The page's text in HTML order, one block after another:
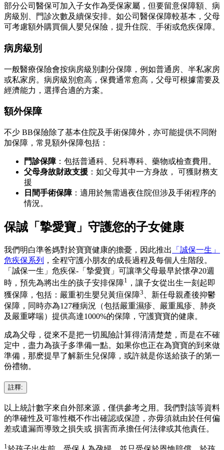
部分公司醫保可加入子女作為受保家屬，但要留意保障額、病
房級別、門診次數及續保安排。如公司醫保保障較基本，父母
可考慮額外購買個人嬰兒保險，提升住院、手術或危疾保障。
病房級別
一般醫療保險會按病房級別劃分保障，例如普通房、半私家房
或私家房。病房級別愈高，保費通常愈高，父母可根據需要及
經濟能力，選擇合適的方案。
額外保障
不少 BB保險除了基本住院及手術保障外，亦可能提供不同附
加保障，常見額外保障包括：
門診保障：包括普通科、兒科專科、藥物或檢查費用。
父母身故財政支援 ：如父母其中一方身故， 可獲財務支
援
日間手術保障：適用於無需過夜住院但涉及手術程序的
情況。
保誠「摯愛寶」守護您的子女健康
我們明白準爸媽對於寶寶健康的擔憂，因此推出
「誠保一生」
危疾保系列
，全程守護小朋友的成長過程及每個人生階段。
「誠保一生」危疾保-「摯愛寶」可讓準父母最早於懷孕20週
時，預先為將出生的孩子安排保障1
，讓子女從出生一刻起即
獲保障，包括：嚴重初生嬰兒黃疸保障3 、新任母親產後抑鬱
保障，同時亦為127種病況（包括嚴重濕疹、嚴重風疹、肺炎
及嚴重哮喘）提供高達1000%的保障，守護寶寶的健康。
成為父母，從來不是把一切風險計算得清清楚楚，而是在不確
定中，盡力為孩子多準備一點。如果你也正在為寶寶的到來做
準備，那麽提早了解新生兒保障，或許就是你送給孩子的第一
份禮物。
註釋:
以上統計數字來自外部來源，僅供參考之用。我們對該等資料
的準確性及可靠性概不作出確認或保證，亦毋須就由於任何偏
差或遺漏而導致之損失或 損害而承擔任何法律或其他責任。
1